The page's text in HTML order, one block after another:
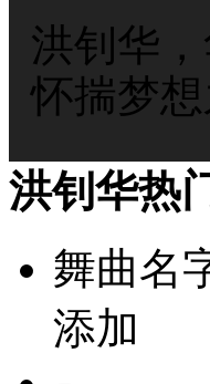
洪钊华
怀揣梦想
洪钊华热
舞曲名
添加